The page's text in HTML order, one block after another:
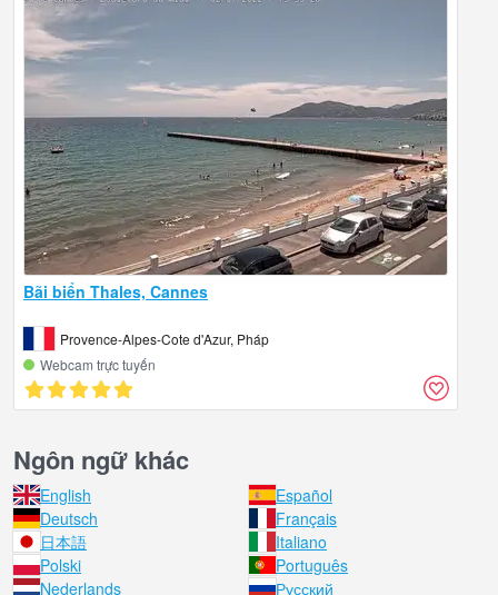
Bãi biển Thales, Cannes
Provence-Alpes-Cote d'Azur, Pháp
Webcam trực tuyến
Ngôn ngữ khác
English
Español
Deutsch
Français
日本語
Italiano
Polski
Português
Nederlands
Русский